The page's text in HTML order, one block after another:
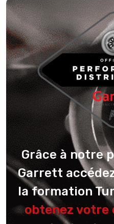
Grâce à notre
Garrett
la formation
obtenez